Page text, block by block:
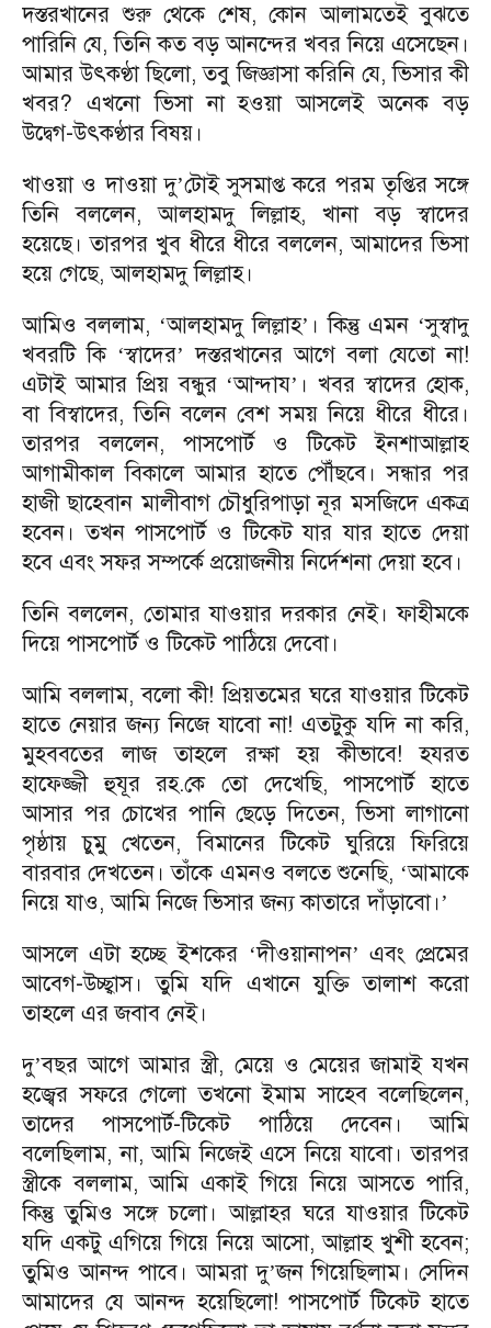
দস্তরখানের শুরু থেকে শেষ, কোন আলামতেই বুঝতে
পারিনি যে, তিনি কত বড় আনন্দের খবর নিয়ে এসেছেন।
আমার উৎকণ্ঠা ছিলো, তবু জিজ্ঞাসা করিনি যে, ভিসার কী
খবর? এখনো ভিসা না হওয়া আসলেই অনেক বড়
উদ্বেগ-উৎকণ্ঠার বিষয়।
খাওয়া ও দাওয়া দু’টোই সুসমাপ্ত করে পরম তৃপ্তির সঙ্গে
তিনি বললেন, আলহামদু লিল্লাহ, খানা বড় স্বাদের
হয়েছে। তারপর খুব ধীরে ধীরে বললেন, আমাদের ভিসা
হয়ে গেছে, আলহামদু লিল্লাহ।
আমিও বললাম, ‘আলহামদু লিল্লাহ’ । কিন্তু এমন ‘সুস্বাদু
খবরটি কি ‘স্বাদের’ দস্তরখানের আগে বলা যেতো না!
এটাই আমার প্রিয় বন্ধুর ‘আন্দায’ । খবর স্বাদের হোক,
বা বিস্বাদের, তিনি বলেন বেশ সময় নিয়ে ধীরে ধীরে।
তারপর বললেন, পাসপোর্ট ও টিকেট ইনশাআল্লাহ
আগামীকাল বিকালে আমার হাতে পৌঁছবে। সন্ধার পর
হাজী ছাহেবান মালীবাগ চৌধুরিপাড়া নূর মসজিদে একত্র
হবেন। তখন পাসপোর্ট ও টিকেট যার যার হাতে দেয়া
হবে এবং সফর সম্পর্কে প্রয়োজনীয় নির্দেশনা দেয়া হবে।
তিনি বললেন, তোমার যাওয়ার দরকার নেই। ফাহীমকে
দিয়ে পাসপোর্ট ও টিকেট পাঠিয়ে দেবো।
আমি বললাম, বলো কী! প্রিয়তমের ঘরে যাওয়ার টিকেট
হাতে নেয়ার জন্য নিজে যাবো না! এতটুকু যদি না করি,
মুহববতের লাজ তাহলে রক্ষা হয় কীভাবে! হযরত
হাফেজ্জী হুযূর রহ.কে তো দেখেছি, পাসপোর্ট হাতে
আসার পর চোখের পানি ছেড়ে দিতেন, ভিসা লাগানো
পৃষ্ঠায় চুমু খেতেন, বিমানের টিকেট ঘুরিয়ে ফিরিয়ে
বারবার দেখতেন। তাঁকে এমনও বলতে শুনেছি, ‘আমাকে
নিয়ে যাও, আমি নিজে ভিসার জন্য কাতারে দাঁড়াবো।’
আসলে এটা হচ্ছে ইশকের ‘দীওয়ানাপন’ এবং প্রেমের
আবেগ-উচ্ছ্বাস। তুমি যদি এখানে যুক্তি তালাশ করো
তাহলে এর জবাব নেই।
দু’বছর আগে আমার স্ত্রী, মেয়ে ও মেয়ের জামাই যখন
হজ্বের সফরে গেলো তখনো ইমাম সাহেব বলেছিলেন,
তাদের পাসপোর্ট-টিকেট পাঠিয়ে দেবেন। আমি
বলেছিলাম, না, আমি নিজেই এসে নিয়ে যাবো। তারপর
স্ত্রীকে বললাম, আমি একাই গিয়ে নিয়ে আসতে পারি,
কিন্তু তুমিও সঙ্গে চলো। আল্লাহর ঘরে যাওয়ার টিকেট
যদি একটু এগিয়ে গিয়ে নিয়ে আসো, আল্লাহ খুশী হবেন;
তুমিও আনন্দ পাবে। আমরা দু’জন গিয়েছিলাম। সেদিন
আমাদের যে আনন্দ হয়েছিলো! পাসপোর্ট টিকেট হাতে